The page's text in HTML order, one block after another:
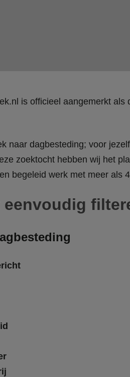
is officieel aangemerkt
naar dagbesteding; voor
zoektocht hebben wij het
begeleid werk met meer als